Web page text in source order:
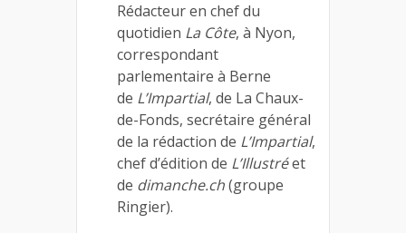
Rédacteur en chef du
quotidien La Côte, à Nyon,
correspondant
parlementaire à Berne
de L’Impartial, de La Chaux-
de-Fonds, secrétaire général
de la rédaction de L’Impartial,
chef d’édition de L’Illustréet
de dimanche.ch(groupe
Ringier).